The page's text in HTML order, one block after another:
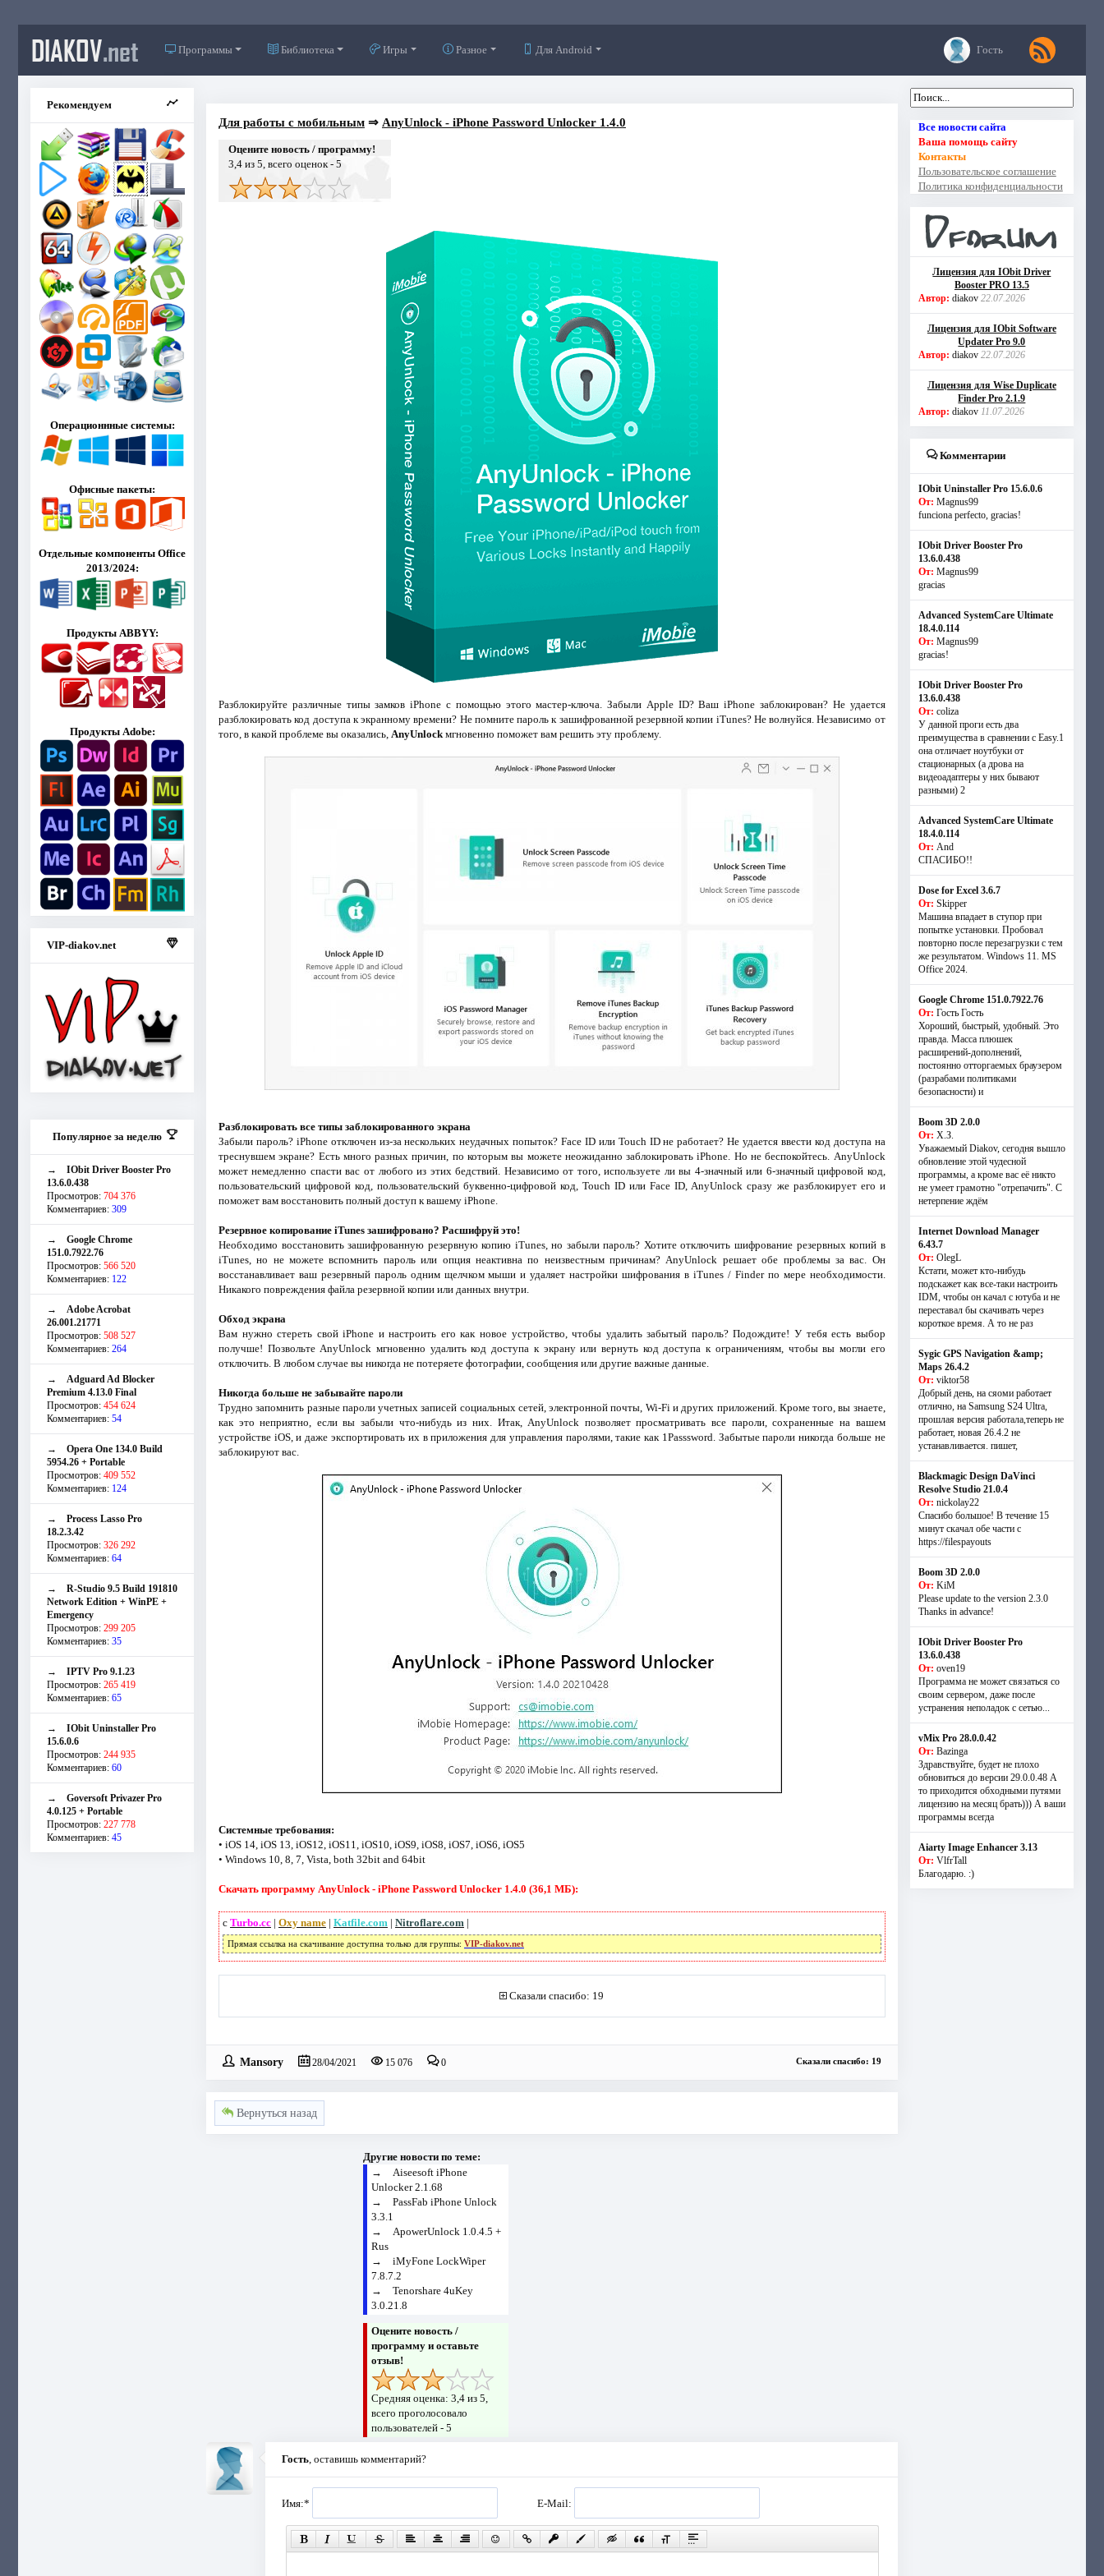
DIAKOV.net Программы Библиотека Игры Разное Для Android Гость
Рекомендуем
Операционнные системы:
Офисные пакеты:
Отдельные компоненты Office
2013/2024:
Продукты ABBYY:
Продукты Adobe:
VIP-diakov.net
Популярное за неделю
→ IObit Driver Booster Pro
13.6.0.438
Просмотров: 704 376
Комментариев: 309
→ Google Chrome
151.0.7922.76
Просмотров: 566 520
Комментариев: 122
→ Adobe Acrobat
26.001.21771
Просмотров: 508 527
Комментариев: 264
→ Adguard Ad Blocker
Premium 4.13.0 Final
Просмотров: 454 624
Комментариев: 54
→ Opera One 134.0 Build
5954.26 + Portable
Просмотров: 409 552
Комментариев: 124
→ Process Lasso Pro
18.2.3.42
Просмотров: 326 292
Комментариев: 64
→ R-Studio 9.5 Build 191810
Network Edition + WinPE +
Emergency
Просмотров: 299 205
Комментариев: 35
→ IPTV Pro 9.1.23
Просмотров: 265 419
Комментариев: 65
→ IObit Uninstaller Pro
15.6.0.6
Просмотров: 244 935
Комментариев: 60
→ Goversoft Privazer Pro
4.0.125 + Portable
Просмотров: 227 778
Комментариев: 45
Для работы с мобильным⇒ AnyUnlock - iPhone Password Unlocker 1.4.0
Оцените новость / программу!
3,4из 5, всего оценок - 5
Разблокируйте различные типы замков iPhone с помощью этого мастер-ключа. Забыли Apple ID? Ваш iPhone заблокирован? Не удается
разблокировать код доступа к экранному времени? Не помните пароль к зашифрованной резервной копии iTunes? Не волнуйся. Независимо от
того, в какой проблеме вы оказались, AnyUnlockмгновенно поможет вам решить эту проблему.
Разблокировать все типы заблокированного экрана
Забыли пароль? iPhone отключен из-за нескольких неудачных попыток? Face ID или Touch ID не работает? Не удается ввести код доступа на
треснувшем экране? Есть много разных причин, по которым вы можете неожиданно заблокировать iPhone. Но не беспокойтесь. AnyUnlock
может немедленно спасти вас от любого из этих бедствий. Независимо от того, используете ли вы 4-значный или 6-значный цифровой код,
пользовательский цифровой код, пользовательский буквенно-цифровой код, Touch ID или Face ID, AnyUnlock сразу же разблокирует его и
поможет вам восстановить полный доступ к вашему iPhone.
Резервное копирование iTunes зашифровано? Расшифруй это!
Необходимо восстановить зашифрованную резервную копию iTunes, но забыли пароль? Хотите отключить шифрование резервных копий в
iTunes, но не можете вспомнить пароль или опция неактивна по неизвестным причинам? AnyUnlock решает обе проблемы за вас. Он
восстанавливает ваш резервный пароль одним щелчком мыши и удаляет настройки шифрования в iTunes / Finder по мере необходимости.
Никакого повреждения файла резервной копии или данных внутри.
Обход экрана
Вам нужно стереть свой iPhone и настроить его как новое устройство, чтобы удалить забытый пароль? Подождите! У тебя есть выбор
получше! Позвольте AnyUnlock мгновенно удалить код доступа к экрану или вернуть код доступа к ограничениям, чтобы вы могли его
отключить. В любом случае вы никогда не потеряете фотографии, сообщения или другие важные данные.
Никогда больше не забывайте пароли
Трудно запомнить разные пароли учетных записей социальных сетей, электронной почты, Wi-Fi и других приложений. Кроме того, вы знаете,
как это неприятно, если вы забыли что-нибудь из них. Итак, AnyUnlock позволяет просматривать все пароли, сохраненные на вашем
устройстве iOS, и даже экспортировать их в приложения для управления паролями, такие как 1Passsword. Забытые пароли никогда больше не
заблокируют вас.
Системные требования:
• iOS 14, iOS 13, iOS12, iOS11, iOS10, iOS9, iOS8, iOS7, iOS6, iOS5
• Windows 10, 8, 7, Vista, both 32bit and 64bit
Скачать программу AnyUnlock - iPhone Password Unlocker 1.4.0 (36,1 МБ):
с Turbo.cc| Oxy name| Katfile.com | Nitroflare.com |
Прямая ссылка на скачивание доступна только для группы: VIP-diakov.net
Сказали спасибо: 19
Mansory 28/04/2021 15 076 0 Сказали спасибо: 19
Вернуться назад
Другие новости по теме:
→ Aiseesoft iPhone
Unlocker 2.1.68
→ PassFab iPhone Unlock
3.3.1
→ ApowerUnlock 1.0.4.5 +
Rus
→ iMyFone LockWiper
7.8.7.2
→ Tenorshare 4uKey
3.0.21.8
Оцените новость /
программу и оставьте
отзыв!
Средняя оценка: 3,4из 5,
всего проголосовало
пользователей - 5
Гость, оставишь комментарий?
Имя:* E-Mail:
Все новости сайта
Ваша помощь сайту
Контакты
Пользовательское соглашение
Политика конфиденциальности
Лицензия для IObit Driver
Booster PRO 13.5
Автор: diakov 22.07.2026
Лицензия для IObit Software
Updater Pro 9.0
Автор: diakov 22.07.2026
Лицензия для Wise Duplicate
Finder Pro 2.1.9
Автор: diakov 11.07.2026
Комментарии
IObit Uninstaller Pro 15.6.0.6
От: Magnus99
funciona perfecto, gracias!
IObit Driver Booster Pro
13.6.0.438
От: Magnus99
gracias
Advanced SystemCare Ultimate
18.4.0.114
От: Magnus99
gracias!
IObit Driver Booster Pro
13.6.0.438
От: coliza
У данной проги есть два
преимущества в сравнении с Easy.1
она отличает ноутбуки от
стационарных (а дрова на
видеоадаптеры у них бывают
разными) 2
Advanced SystemCare Ultimate
18.4.0.114
От: And
СПАСИБО!!
Dose for Excel 3.6.7
От: Skipper
Машина впадает в ступор при
попытке установки. Пробовал
повторно после перезагрузки с тем
же результатом. Windows 11. MS
Offiсe 2024.
Google Chrome 151.0.7922.76
От: Гость Гость
Хороший, быстрый, удобный. Это
правда. Масса плюшек
расширений-дополнений,
постоянно отторгаемых браузером
(разрабами политиками
безопасности) и
Boom 3D 2.0.0
От: Х.З.
Уважаемый Diakov, сегодня вышло
обновление этой чудесной
программы, а кроме вас её никто
не умеет грамотно "отрепачить". С
нетерпение ждём
Internet Download Manager
6.43.7
От: OlegL
Кстати, может кто-нибудь
подскажет как все-таки настроить
IDM, чтобы он качал с ютуба и не
переставал бы скачивать через
короткое время. А то не раз
Sygic GPS Navigation &amp;
Maps 26.4.2
От: viktor58
Добрый день, на сяоми работает
отлично, на Samsung S24 Ultra,
прошлая версия работала,теперь не
работает, новая 26.4.2 не
устанавливается. пишет,
Blackmagic Design DaVinci
Resolve Studio 21.0.4
От: nickolay22
Спасибо большое! В течение 15
минут скачал обе части с
https://filespayouts
Boom 3D 2.0.0
От: KiM
Please update to the version 2.3.0
Thanks in advance!
IObit Driver Booster Pro
13.6.0.438
От: oven19
Программа не может связаться со
своим сервером, даже после
устранения неполадок с сетью...
vMix Pro 28.0.0.42
От: Bazinga
Здравствуйте, будет не плохо
обновиться до версии 29.0.0.48 А
то приходится обходными путями
лицензию на месяц брать))) А ваши
программы всегда
Aiarty Image Enhancer 3.13
От: VlfrTall
Благодарю. :)